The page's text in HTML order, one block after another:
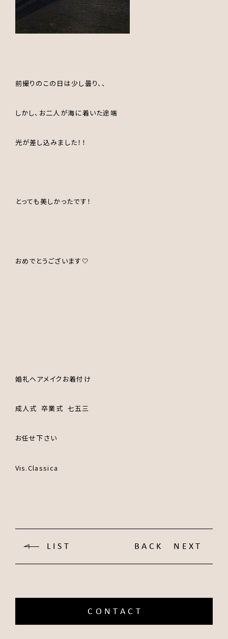
前撮りのこの日は少し曇り、、
しかし、お二人が海に着いた途端
光が差し込みました！！
とっても美しかったです！
おめでとうございます🤍
婚礼ヘアメイクお着付け
成人式 卒業式 七五三
お任せ下さい
Vis.Classica
LIST BACK NEXT
CONTACT